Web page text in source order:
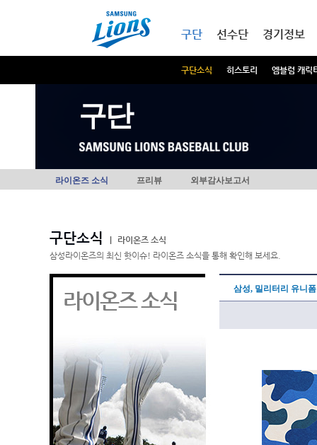
구단
구단소식 히스토리 엠블럼 캐릭
선수단 경기정보
구단
라이온즈 소식 프리뷰 외부감사보고서
구단소식
라이온즈 소식
삼성라이온즈의 최신 핫이슈! 라이온즈 소식을 통해 확인해 보세요.
라이온즈 소식 삼성, 밀리터리 유니